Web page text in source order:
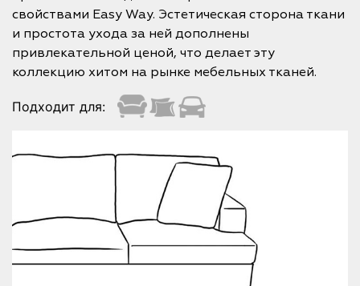
свойствами Easy Way. Эстетическая сторона ткани
и простота ухода за ней дополнены
привлекательной ценой, что делает эту
коллекцию хитом на рынке мебельных тканей.
Подходит для: